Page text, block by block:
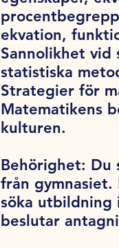
ekvation,
Sannolikhet vid
statistiska
Strategier för
Matematikens
kulturen.
Behörighet: Du
från gymnasiet.
söka utbildning
beslutar